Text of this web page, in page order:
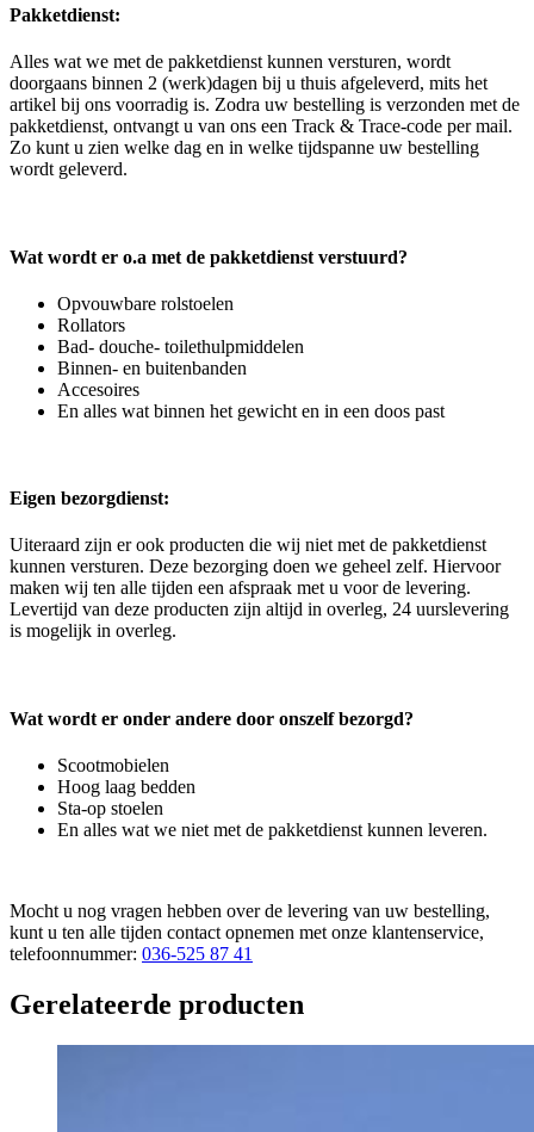
Pakketdienst:
Alles wat we met de pakketdienst kunnen versturen, wordt
doorgaans binnen 2 (werk)dagen bij u thuis afgeleverd, mits het
artikel bij ons voorradig is. Zodra uw bestelling is verzonden met de
pakketdienst, ontvangt u van ons een Track & Trace-code per mail.
Zo kunt u zien welke dag en in welke tijdspanne uw bestelling
wordt geleverd.
Wat wordt er o.a met de pakketdienst verstuurd?
Opvouwbare rolstoelen
Rollators
Bad- douche- toilethulpmiddelen
Binnen- en buitenbanden
Accesoires
En alles wat binnen het gewicht en in een doos past
Eigen bezorgdienst:
Uiteraard zijn er ook producten die wij niet met de pakketdienst
kunnen versturen. Deze bezorging doen we geheel zelf. Hiervoor
maken wij ten alle tijden een afspraak met u voor de levering.
Levertijd van deze producten zijn altijd in overleg, 24 uurslevering
is mogelijk in overleg.
Wat wordt er onder andere door onszelf bezorgd?
Scootmobielen
Hoog laag bedden
Sta-op stoelen
En alles wat we niet met de pakketdienst kunnen leveren.
Mocht u nog vragen hebben over de levering van uw bestelling,
kunt u ten alle tijden contact opnemen met onze klantenservice,
telefoonnummer: 036-525 87 41
Gerelateerde producten